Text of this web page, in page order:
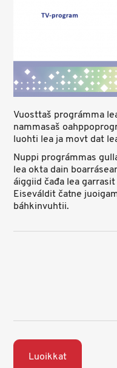
Vuosttaš prográmma
nammasaš
luohti lea ja movt dat
Nuppi prográmmas
lea okta dain
áiggiid čađa lea
Eiseváldit čatne
báhkinvuhtii.
Luoikkat